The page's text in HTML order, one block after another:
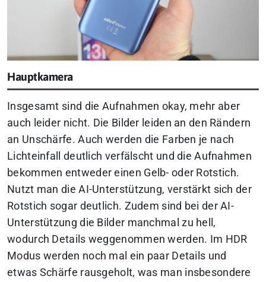
Hauptkamera
Insgesamt sind die Aufnahmen okay, mehr aber
auch leider nicht. Die Bilder leiden an den Rändern
an Unschärfe. Auch werden die Farben je nach
Lichteinfall deutlich verfälscht und die Aufnahmen
bekommen entweder einen Gelb- oder Rotstich.
Nutzt man die AI-Unterstützung, verstärkt sich der
Rotstich sogar deutlich. Zudem sind bei der AI-
Unterstützung die Bilder manchmal zu hell,
wodurch Details weggenommen werden. Im HDR
Modus werden noch mal ein paar Details und
etwas Schärfe rausgeholt, was man insbesondere